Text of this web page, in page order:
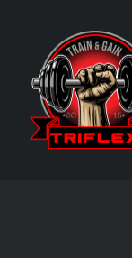
content